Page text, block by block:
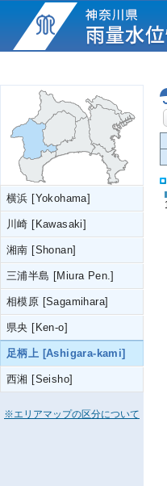
横浜 [Yokohama]
川崎 [Kawasaki]
湘南 [Shonan]
三浦半島 [Miura Pen.]
相模原 [Sagamihara]
県央 [Ken-o]
足柄上 [Ashigara-kami]
西湘 [Seisho]
※エリアマップの区分について